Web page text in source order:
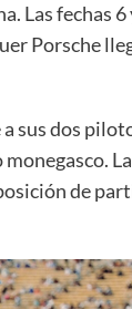
Las fechas
Porsche
sus dos
de